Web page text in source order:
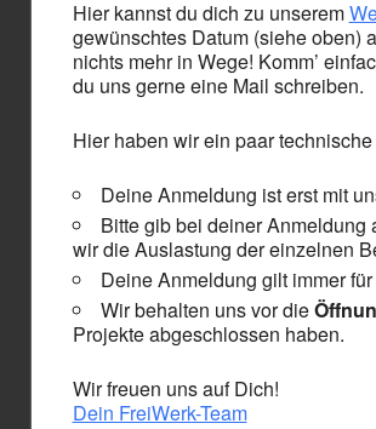
Hier kannst du dich zu unserem
gewünschtes Datum (siehe oben)
nichts mehr in Wege! Komm’
du uns gerne eine Mail schreiben.
Hier haben wir ein paar
Deine Anmeldung ist erst mit
Bitte gib bei deiner Anmeldung
wir die Auslastung der einzelnen
Deine Anmeldung gilt immer
Wir behalten uns vor die
Projekte abgeschlossen haben.
Wir freuen uns auf Dich!
Dein FreiWerk-Team